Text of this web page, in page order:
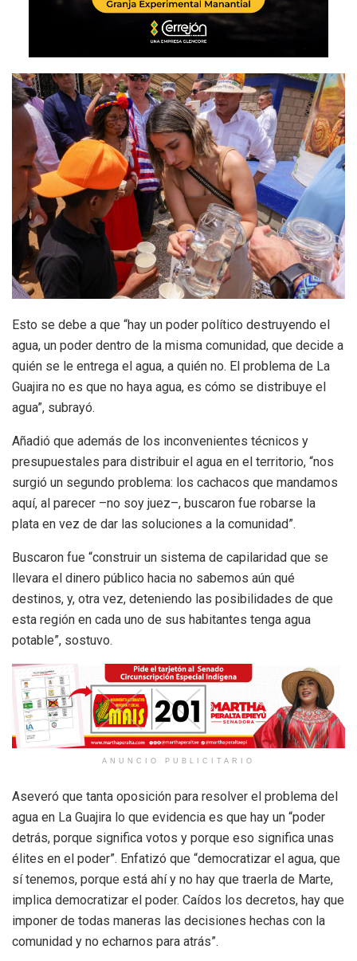
Esto se debe a que “hay un poder político destruyendo el
agua, un poder dentro de la misma comunidad, que decide a
quién se le entrega el agua, a quién no. El problema de La
Guajira no es que no haya agua, es cómo se distribuye el
agua”, subrayó.
Añadió que además de los inconvenientes técnicos y
presupuestales para distribuir el agua en el territorio, “nos
surgió un segundo problema: los cachacos que mandamos
aquí, al parecer –no soy juez–, buscaron fue robarse la
plata en vez de dar las soluciones a la comunidad”.
Buscaron fue “construir un sistema de capilaridad que se
llevara el dinero público hacia no sabemos aún qué
destinos, y, otra vez, deteniendo las posibilidades de que
esta región en cada uno de sus habitantes tenga agua
potable”, sostuvo.
ANUNCIO PUBLICITARIO
Aseveró que tanta oposición para resolver el problema del
agua en La Guajira lo que evidencia es que hay un “poder
detrás, porque significa votos y porque eso significa unas
élites en el poder”. Enfatizó que “democratizar el agua, que
sí tenemos, porque está ahí y no hay que traerla de Marte,
implica democratizar el poder. Caídos los decretos, hay que
imponer de todas maneras las decisiones hechas con la
comunidad y no echarnos para atrás”.